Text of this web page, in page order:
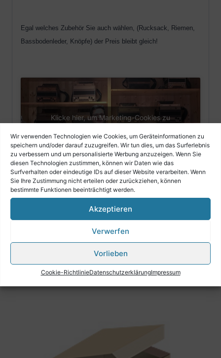
Wir verwenden Technologien wie Cookies, um Geräteinformationen zu
speichern und/oder darauf zuzugreifen. Wir tun dies, um das Surferlebnis
zu verbessern und um personalisierte Werbung anzuzeigen. Wenn Sie
diesen Technologien zustimmen, können wir Daten wie das
Surfverhalten oder eindeutige IDs auf dieser Website verarbeiten. Wenn
Sie Ihre Zustimmung nicht erteilen oder zurückziehen, können
bestimmte Funktionen beeinträchtigt werden.
Akzeptieren
Verwerfen
Vorlieben
Cookie-RichtlinieDatenschutzerklärungImpressum
Egal welches Zubehör Sie auch wählen, (Rucksack, Riemen,
Bassbodenleder, Knöpfe) der Preis bleibt gleich!
Klicke hier, um Marketing-Cookies zu
aktivieren
Ähnliche Produkte